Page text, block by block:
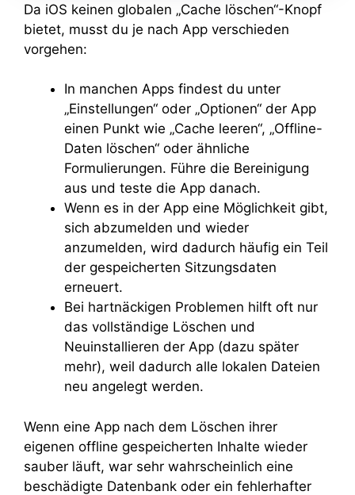
Da iOS keinen globalen „Cache löschen“-Knopf
bietet, musst du je nach App verschieden
vorgehen:
In manchen Apps findest du unter
„Einstellungen“ oder „Optionen“ der App
einen Punkt wie „Cache leeren“, „Offline-
Daten löschen“ oder ähnliche
Formulierungen. Führe die Bereinigung
aus und teste die App danach.
Wenn es in der App eine Möglichkeit gibt,
sich abzumelden und wieder
anzumelden, wird dadurch häufig ein Teil
der gespeicherten Sitzungsdaten
erneuert.
Bei hartnäckigen Problemen hilft oft nur
das vollständige Löschen und
Neuinstallieren der App (dazu später
mehr), weil dadurch alle lokalen Dateien
neu angelegt werden.
Wenn eine App nach dem Löschen ihrer
eigenen offline gespeicherten Inhalte wieder
sauber läuft, war sehr wahrscheinlich eine
beschädigte Datenbank oder ein fehlerhafter